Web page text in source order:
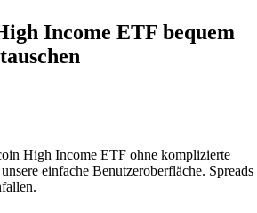
Income ETF bequem
High Income ETF ohne komplizierte
einfache Benutzeroberfläche. Spreads